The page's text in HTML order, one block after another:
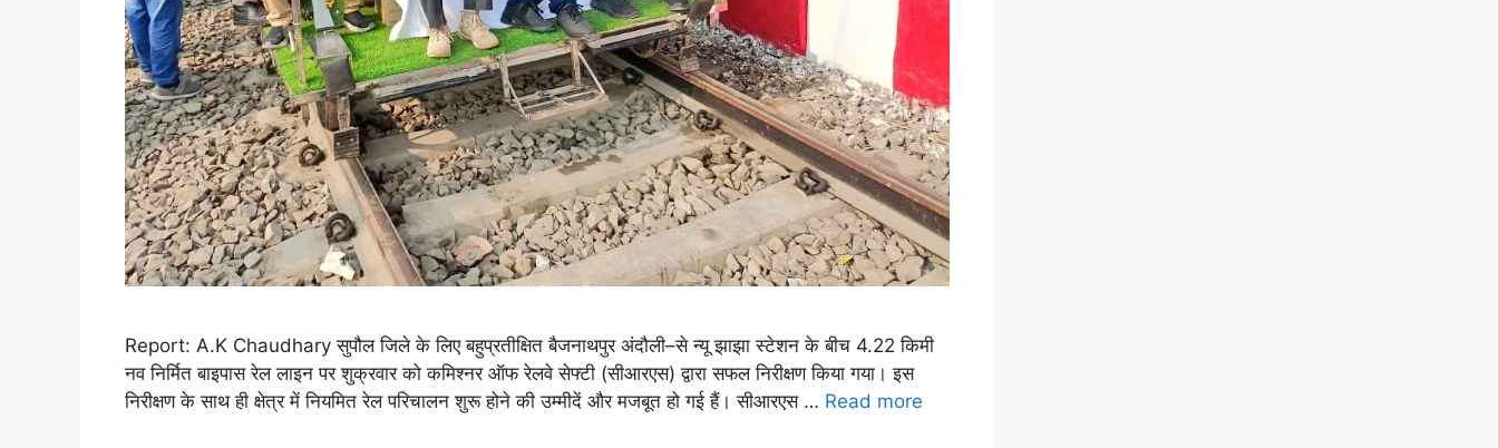
Report: A.K Chaudhary सुपौल जिले के लिए बहुप्रतीक्षित बैजनाथपुर अंदौली–से न्यू झाझा स्टेशन के बीच 4.22 किमी
नव निर्मित बाइपास रेल लाइन पर शुक्रवार को कमिश्नर ऑफ रेलवे सेफ्टी (सीआरएस) द्वारा सफल निरीक्षण किया गया। इस
निरीक्षण के साथ ही क्षेत्र में नियमित रेल परिचालन शुरू होने की उम्मीदें और मजबूत हो गई हैं। सीआरएस … Read more